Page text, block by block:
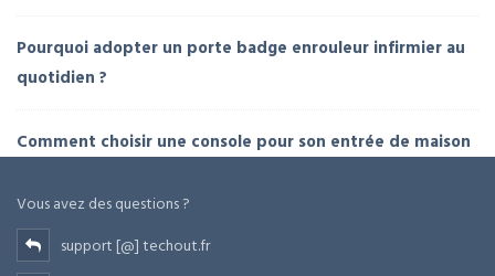
Pourquoi adopter un porte badge enrouleur infirmier au
quotidien ?
Comment choisir une console pour son entrée de maison
Vous avez des questions ?
support [@] techout.fr